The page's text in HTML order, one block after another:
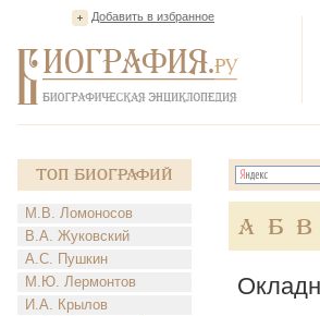
Добавить в избранное
Топ Биографий
М.В. Ломоносов
В.А. Жуковский
А.С. Пушкин
М.Ю. Лермонтов
И.А. Крылов
А Б В